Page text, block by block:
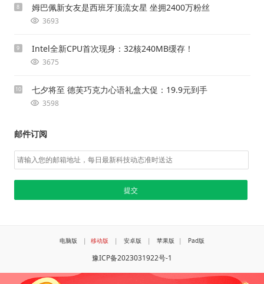
8 姆巴佩新女友是西班牙顶流女星 坐拥2400万粉丝
3693
9 Intel全新CPU首次现身：32核240MB缓存！
3675
10 七夕将至 德芙巧克力心语礼盒大促：19.9元到手
3598
邮件订阅
电脑版 | 移动版 | 安卓版 | 苹果版 | Pad版
豫ICP备2023031922号-1